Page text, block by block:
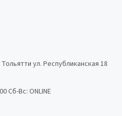
ул. Республиканская 18
Сб-Вс: ONLINE